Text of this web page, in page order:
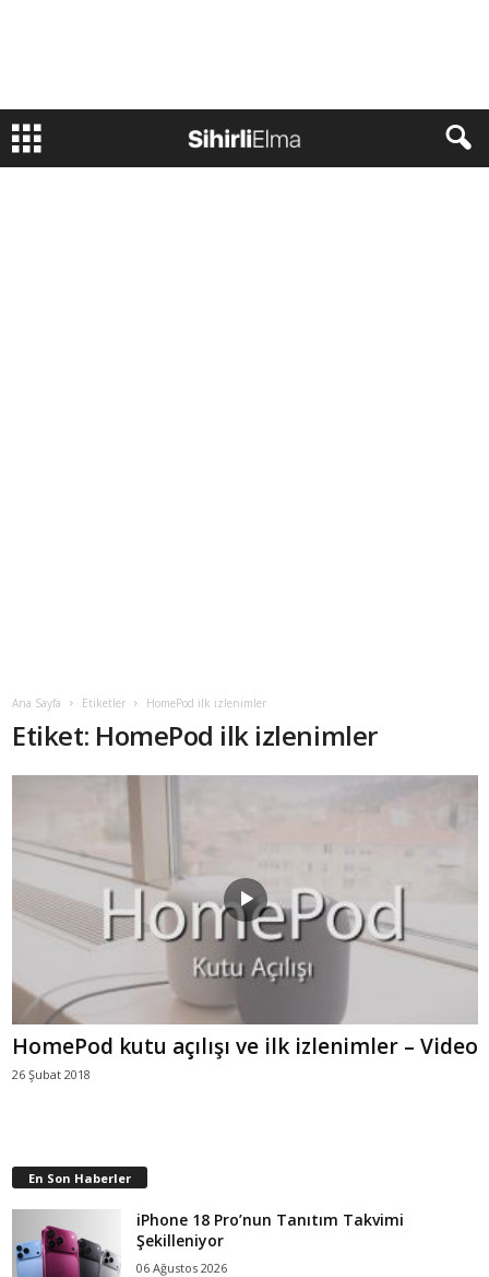
Ana Sayfa Etiketler HomePod ilk izlenimler
Etiket: HomePod ilk izlenimler
HomePod kutu açılışı ve ilk izlenimler – Video
26 Şubat 2018
En Son Haberler
iPhone 18 Pro’nun Tanıtım Takvimi
Şekilleniyor
06 Ağustos 2026